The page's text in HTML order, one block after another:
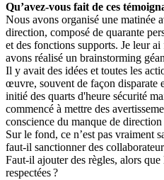
Qu’avez-vous fait de ces
Nous avons organisé une matinée
direction, composé de quarante
et des fonctions supports. Je leur
avons réalisé un brainstorming
Il y avait des idées et toutes les
œuvre, souvent de façon disparate
initié des quarts d'heure sécurité
commencé à mettre des
conscience du manque de
Sur le fond, ce n’est pas vraiment
faut-il sanctionner des
Faut-il ajouter des règles, alors que
respectées ?